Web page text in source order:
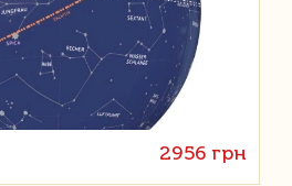
2956 грн